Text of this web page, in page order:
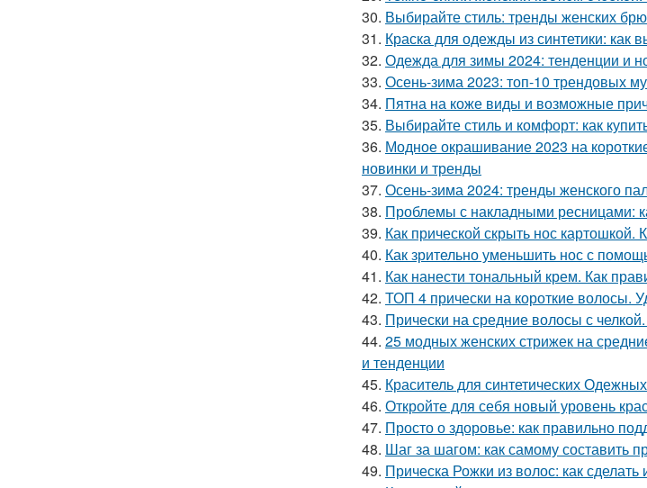
30. Выбирайте стиль: тренды женских
31. Краска для одежды из синтетики: как
32. Одежда для зимы 2024: тенденции и
33. Осень-зима 2023: топ-10 трендовых
34. Пятна на коже виды и возможные
35. Выбирайте стиль и комфорт: как
36. Модное окрашивание 2023 на
новинки и тренды
37. Осень-зима 2024: тренды женского
38. Проблемы с накладными ресницами:
39. Как прической скрыть нос
40. Как зрительно уменьшить нос с
41. Как нанести тональный крем. Как
42. ТОП 4 прически на короткие волосы.
43. Прически на средние волосы с
44. 25 модных женских стрижек на
и тенденции
45. Краситель для синтетических
46. Откройте для себя новый уровень
47. Просто о здоровье: как правильно
48. Шаг за шагом: как самому составить
49. Прическа Рожки из волос: как